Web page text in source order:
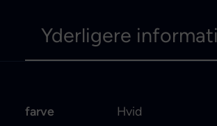
Yderligere
farve
Hvid